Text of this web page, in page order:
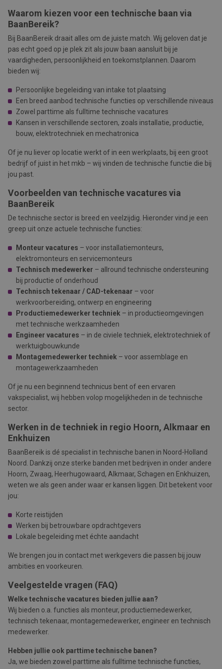
Waarom kiezen voor een technische baan via
BaanBereik?
Bij BaanBereik draait alles om de juiste match. Wij geloven dat je
pas echt goed op je plek zit als jouw baan aansluit bij je
vaardigheden, persoonlijkheid en toekomstplannen. Daarom
bieden wij:
Persoonlijke begeleiding van intake tot plaatsing
Een breed aanbod technische functies op verschillende niveaus
Zowel parttime als fulltime technische vacatures
Kansen in verschillende sectoren, zoals installatie, productie,
bouw, elektrotechniek en mechatronica
Of je nu liever op locatie werkt of in een werkplaats, bij een groot
bedrijf of juist in het mkb – wij vinden de technische functie die bij
jou past.
Voorbeelden van technische vacatures via
BaanBereik
De technische sector is breed en veelzijdig. Hieronder vind je een
greep uit onze actuele technische functies:
Monteur vacatures – voor installatiemonteurs,
elektromonteurs en servicemonteurs
Technisch medewerker – allround technische ondersteuning
bij productie of onderhoud
Technisch tekenaar / CAD-tekenaar – voor
werkvoorbereiding, ontwerp en engineering
Productiemedewerker techniek – in productieomgevingen
met technische werkzaamheden
Engineer vacatures – in de civiele techniek, elektrotechniek of
werktuigbouwkunde
Montagemedewerker techniek – voor assemblage en
montagewerkzaamheden
Of je nu een beginnend technicus bent of een ervaren
vakspecialist, wij hebben volop mogelijkheden in de technische
sector.
Werken in de techniek in regio Hoorn, Alkmaar en
Enkhuizen
BaanBereik is dé specialist in technische banen in Noord-Holland
Noord. Dankzij onze sterke banden met bedrijven in onder andere
Hoorn, Zwaag, Heerhugowaard, Alkmaar, Schagen en Enkhuizen,
weten we als geen ander waar er kansen liggen. Dit betekent voor
jou:
Korte reistijden
Werken bij betrouwbare opdrachtgevers
Lokale begeleiding met échte aandacht
We brengen jou in contact met werkgevers die passen bij jouw
ambities en voorkeuren.
Veelgestelde vragen (FAQ)
Welke technische vacatures bieden jullie aan?
Wij bieden o.a. functies als monteur, productiemedewerker,
technisch tekenaar, montagemedewerker, engineer en technisch
medewerker.
Hebben jullie ook parttime technische banen?
Ja, we bieden zowel parttime als fulltime technische functies,